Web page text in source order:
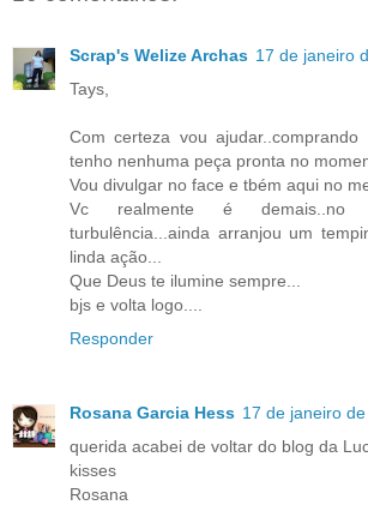
Scrap's Welize Archas 17 de janeiro
Tays,
Com certeza vou
tenho nenhuma peça pronta no
Vou divulgar no face e tbém aqui no
Vc realmente é
turbulência...ainda arranjou um
linda ação...
Que Deus te ilumine sempre...
bjs e volta logo....
Responder
Rosana Garcia Hess 17 de janeiro
querida acabei de voltar do blog da
kisses
Rosana